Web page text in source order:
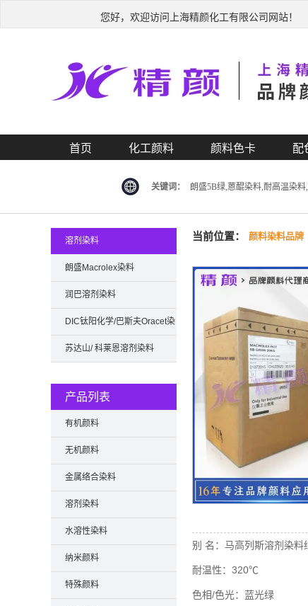
您好，欢迎访问上海精颜化工有限公司网站！
首页 化工颜料 颜料色卡 配
关键词： 朗盛5B绿,蒽醌染料,耐高温染
当前位置： 颜料染料品牌
别 名： 马高列斯溶剂染料
耐温性： 320℃
色相/色光： 蓝光绿
溶剂染料
朗盛Macrolex染料
润巴溶剂染料
DIC钛阳化学/巴斯夫Oracet染
料
苏达山/ 科莱恩溶剂染料
产品列表
有机颜料
无机颜料
金属络合染料
溶剂染料
水溶性染料
纳米颜料
特殊颜料